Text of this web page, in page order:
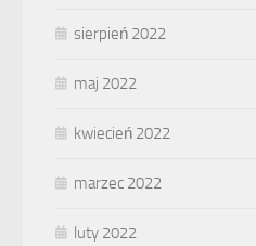
sierpień 2022
maj 2022
kwiecień 2022
marzec 2022
luty 2022